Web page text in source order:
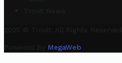
Trovit News
2025 © Trovit. All Rights Reserved.
Powered By MegaWeb